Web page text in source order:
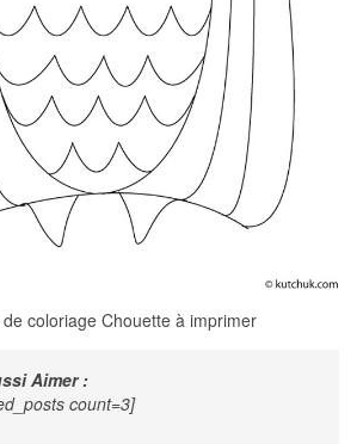
coloriage Chouette à imprimer
Aimer :
count=3]